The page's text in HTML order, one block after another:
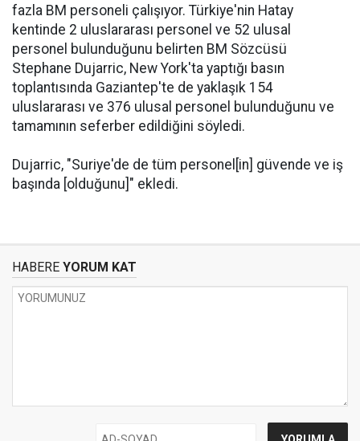
fazla BM personeli çalışıyor. Türkiye'nin Hatay
kentinde 2 uluslararası personel ve 52 ulusal
personel bulunduğunu belirten BM Sözcüsü
Stephane Dujarric, New York'ta yaptığı basın
toplantısında Gaziantep'te de yaklaşık 154
uluslararası ve 376 ulusal personel bulunduğunu ve
tamamının seferber edildiğini söyledi.
Dujarric, "Suriye'de de tüm personel[in] güvende ve iş
başında [olduğunu]" ekledi.
HABERE YORUM KAT